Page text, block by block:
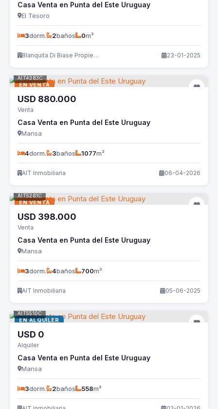
Casa Venta en Punta del Este Uruguay
El Tesoro
3dorm. 2baños 0m²
Blanquita Di Biase Propiedades 23-01-2025
EN VENTA
AIT4383C
USD 880.000
Venta
Casa Venta en Punta del Este Uruguay
Mansa
4dorm. 3baños 1077m²
AIT Inmobiliaria 06-04-2026
EN VENTA
AIT5281C
USD 398.000
Venta
Casa Venta en Punta del Este Uruguay
Mansa
3dorm. 4baños 700m²
AIT Inmobiliaria 05-06-2025
EN ALQUILER
AIT5510C
USD 0
Alquiler
Casa Venta en Punta del Este Uruguay
Mansa
3dorm. 2baños 558m²